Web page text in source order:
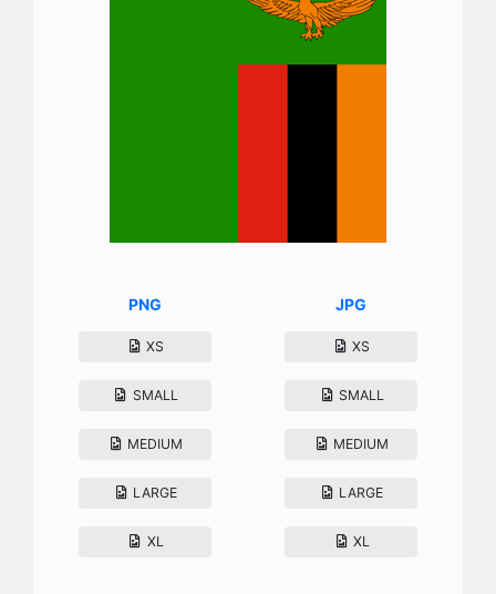
PNG
XS
SMALL
MEDIUM
LARGE
XL
JPG
XS
SMALL
MEDIUM
LARGE
XL